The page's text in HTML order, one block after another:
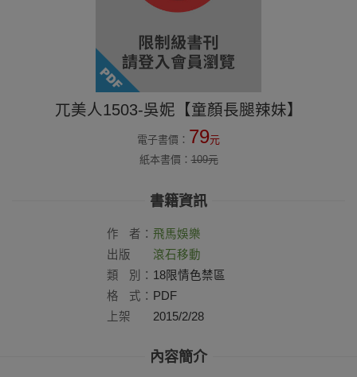
兀美人1503-吳妮【童顏長腿辣妹】
電子書價： 79元
紙本書價：109元
書籍資訊
作 者： 飛馬娛樂
出版
社：
滾石移動
類
別： 18限情色禁區
格
式： PDF
上架
2015/2/28
內容簡介